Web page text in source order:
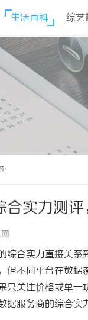
生活百科 综艺
合实力测
综合实力直接关
但不同平台在数
只关注价格或单
据服务商的综合实